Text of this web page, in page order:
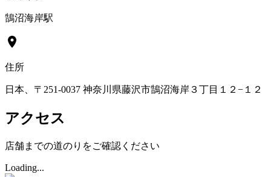
鵠沼海岸駅
住所
日本、〒251-0037 神奈川県藤沢市鵠沼海岸３丁目１２−１２
アクセス
店舗までの道のりをご確認ください
Loading...